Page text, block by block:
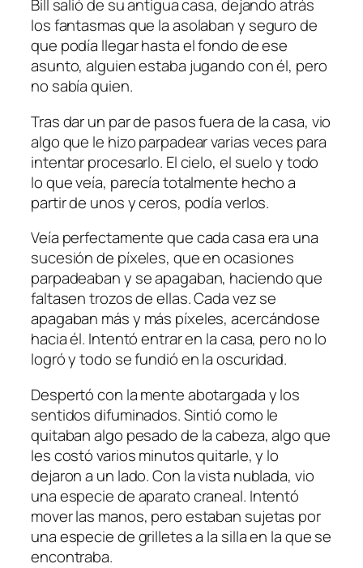
Bill salió de su antigua casa, dejando atrás
los fantasmas que la asolaban y seguro de
que podía llegar hasta el fondo de ese
asunto, alguien estaba jugando con él, pero
no sabía quien.
Tras dar un par de pasos fuera de la casa, vio
algo que le hizo parpadear varias veces para
intentar procesarlo. El cielo, el suelo y todo
lo que veía, parecía totalmente hecho a
partir de unos y ceros, podía verlos.
Veía perfectamente que cada casa era una
sucesión de píxeles, que en ocasiones
parpadeaban y se apagaban, haciendo que
faltasen trozos de ellas. Cada vez se
apagaban más y más píxeles, acercándose
hacia él. Intentó entrar en la casa, pero no lo
logró y todo se fundió en la oscuridad.
Despertó con la mente abotargada y los
sentidos difuminados. Sintió como le
quitaban algo pesado de la cabeza, algo que
les costó varios minutos quitarle, y lo
dejaron a un lado. Con la vista nublada, vio
una especie de aparato craneal. Intentó
mover las manos, pero estaban sujetas por
una especie de grilletes a la silla en la que se
encontraba.